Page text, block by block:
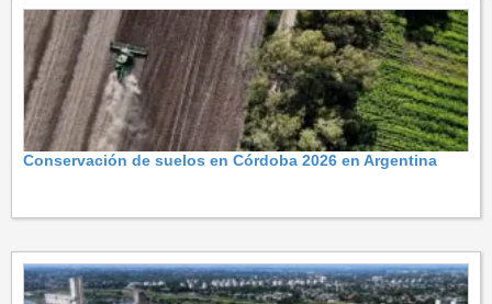
Conservación de suelos en Córdoba 2026 en Argentina